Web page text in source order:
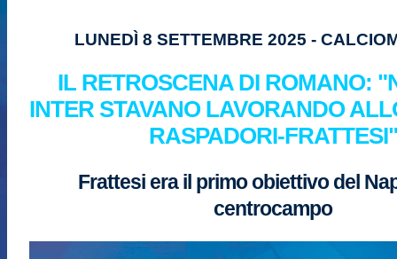
LUNEDÌ 8 SETTEMBRE 2025 -
IL RETROSCENA DI ROMANO:
INTER STAVANO LAVORANDO
RASPADORI-FRATTESI"
Frattesi era il primo obiettivo del
centrocampo